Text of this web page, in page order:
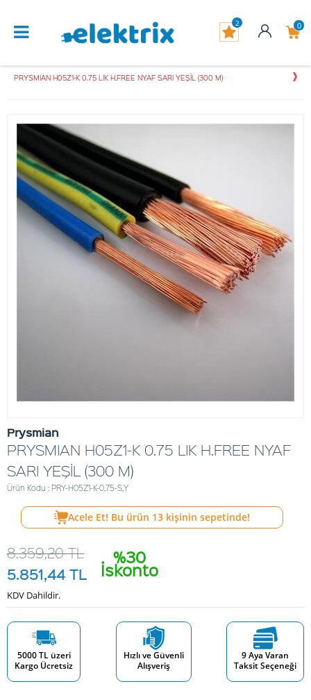
0
2
PRYSMIAN H05Z1-K 0.75 LIK H.FREE NYAF SARI YEŞİL (300 M)
Prysmian
PRYSMIAN H05Z1-K 0.75 LIK H.FREE NYAF
SARI YEŞİL (300 M)
Ürün Kodu : PRY-H05Z1-K-0,75-S,Y
Acele Et! Bu ürün 13 kişinin sepetinde!
%30
İskonto
8.359,20TL
5.851,44 TL
KDV Dahildir.
5000 TL üzeri
Kargo Ücretsiz
Hızlı ve Güvenli
Alışveriş
9 Aya Varan
Taksit Seçeneği